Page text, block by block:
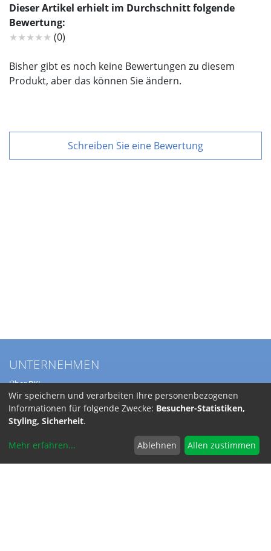
Dieser Artikel erhielt im Durchschnitt folgende
Bewertung:
★★★★★ (0)
Bisher gibt es noch keine Bewertungen zu diesem
Produkt, aber das können Sie ändern.
Schreiben Sie eine Bewertung
UNTERNEHMEN
Über BKL
Service
Anfahrt
Jobs
SERVICE
Wir speichern und verarbeiten Ihre personenbezogenen
Informationen für folgende Zwecke: Besucher-Statistiken,
Styling, Sicherheit.
Mehr erfahren... Ablehnen Allen zustimmen